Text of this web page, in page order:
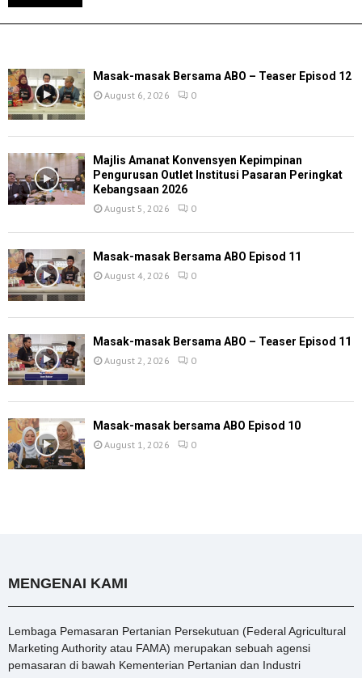
Masak-masak Bersama ABO – Teaser Episod 12
August 6, 2026 0
Majlis Amanat Konvensyen Kepimpinan
Pengurusan Outlet Institusi Pasaran Peringkat
Kebangsaan 2026
August 5, 2026 0
Masak-masak Bersama ABO Episod 11
August 4, 2026 0
Masak-masak Bersama ABO – Teaser Episod 11
August 2, 2026 0
Masak-masak bersama ABO Episod 10
August 1, 2026 0
MENGENAI KAMI
Lembaga Pemasaran Pertanian Persekutuan (Federal Agricultural
Marketing Authority atau FAMA) merupakan sebuah agensi
pemasaran di bawah Kementerian Pertanian dan Industri